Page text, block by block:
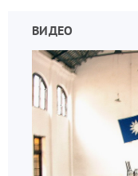
ВИДЕО